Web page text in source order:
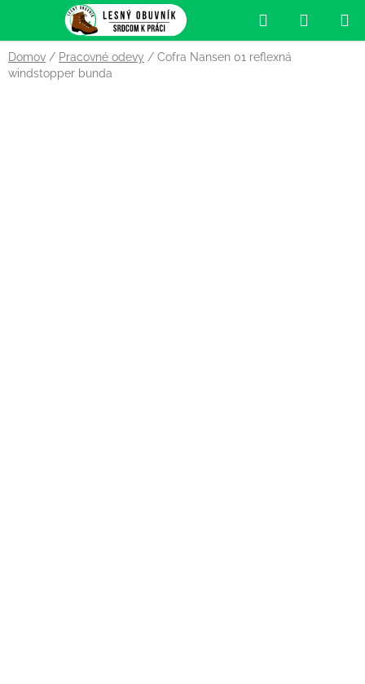
obsah
Hľadať
KOŠÍK
Domov / Pracovné odevy / Cofra Nansen 01 reflexná
windstopper bunda